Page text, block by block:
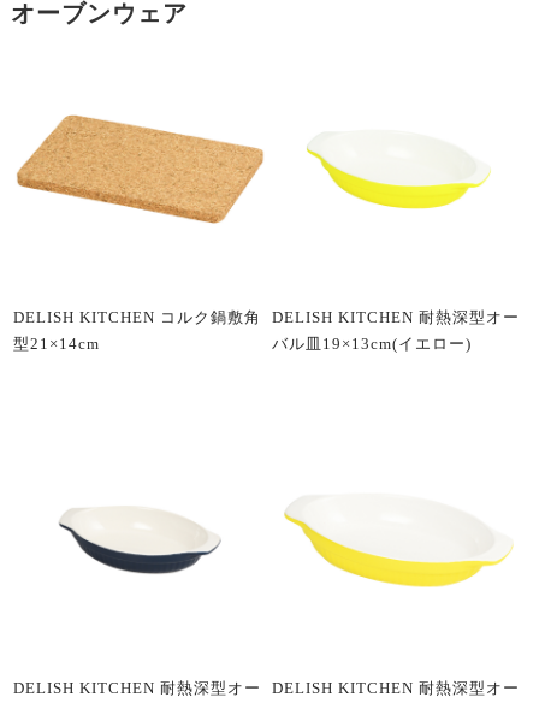
オーブンウェア
DELISH KITCHEN コルク鍋敷角
型21×14cm
DELISH KITCHEN 耐熱深型オー
バル皿19×13cm(イエロー)
DELISH KITCHEN 耐熱深型オー
DELISH KITCHEN 耐熱深型オー